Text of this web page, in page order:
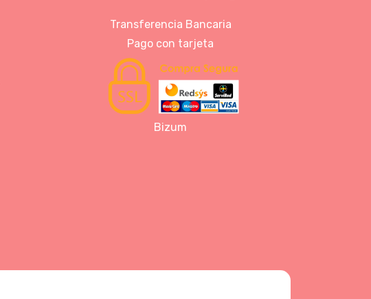
Transferencia Bancaria
Pago con tarjeta
Bizum